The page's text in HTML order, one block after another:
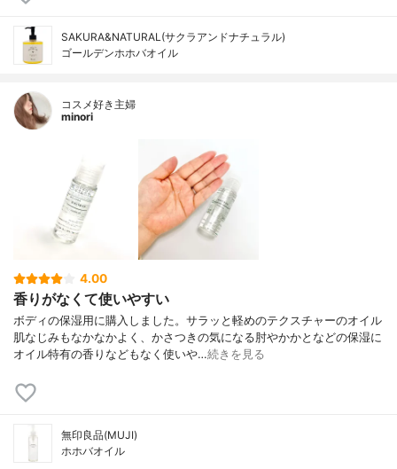
SAKURA&NATURAL(サクラアンドナチュラル)
ゴールデンホホバオイル
コスメ好き主婦
minori
4.00
香りがなくて使いやすい
ボディの保湿用に購入しました。サラッと軽めのテクスチャーのオイル
肌なじみもなかなかよく、かさつきの気になる肘やかかとなどの保湿に
オイル特有の香りなどもなく使いや…続きを見る
無印良品(MUJI)
ホホバオイル